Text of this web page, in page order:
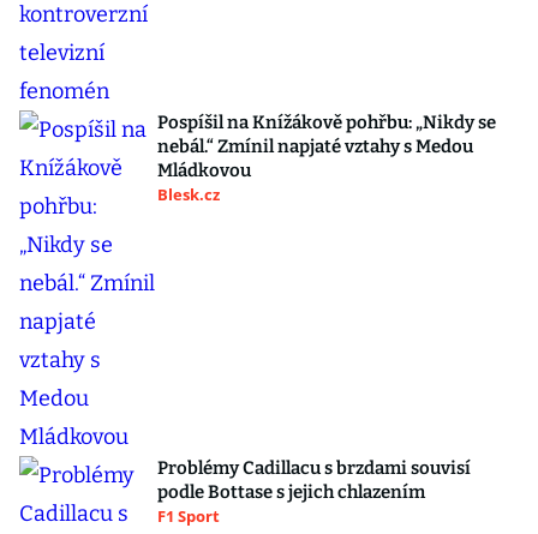
Pospíšil na Knížákově pohřbu: „Nikdy se
nebál.“ Zmínil napjaté vztahy s Medou
Mládkovou
Blesk.cz
Problémy Cadillacu s brzdami souvisí
podle Bottase s jejich chlazením
F1 Sport